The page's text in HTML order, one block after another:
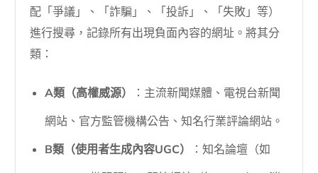
配「爭議」、「詐騙」、「投訴」、「失敗」等）
進行搜尋，記錄所有出現負面內容的網址。將其分
類：
A類（高權威源）
：主流新聞媒體、電視台新聞
網站、官方監管機構公告、知名行業評論網站。
B類（使用者生成內容UGC）
：知名論壇（如